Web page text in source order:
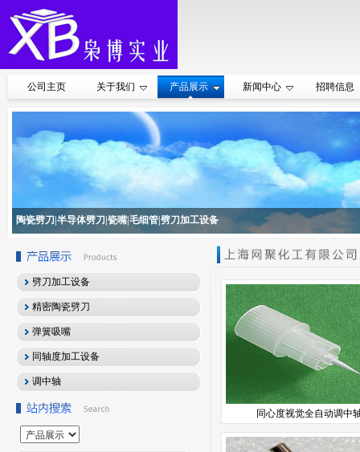
公司主页 关于我们 产品展示 新闻中心 招聘信息
陶瓷劈刀|半导体劈刀|瓷嘴|毛细管|劈刀加工设备
同心度视觉全自动调中
劈刀加工设备
精密陶瓷劈刀
弹簧吸嘴
同轴度加工设备
调中轴